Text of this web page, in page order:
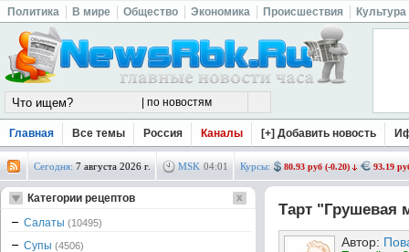
Политика В мире Общество Экономика Происшествия Культура
Главная Все темы Россия Каналы [+] Добавить новость
Сегодня: 7 августа 2026 г. MSK 04:01 Курсы: 80.93 руб (-0.20) 93.19
Тарт "Грушевая
Автор:
Категории рецептов
Салаты (10495)
Супы (4506)